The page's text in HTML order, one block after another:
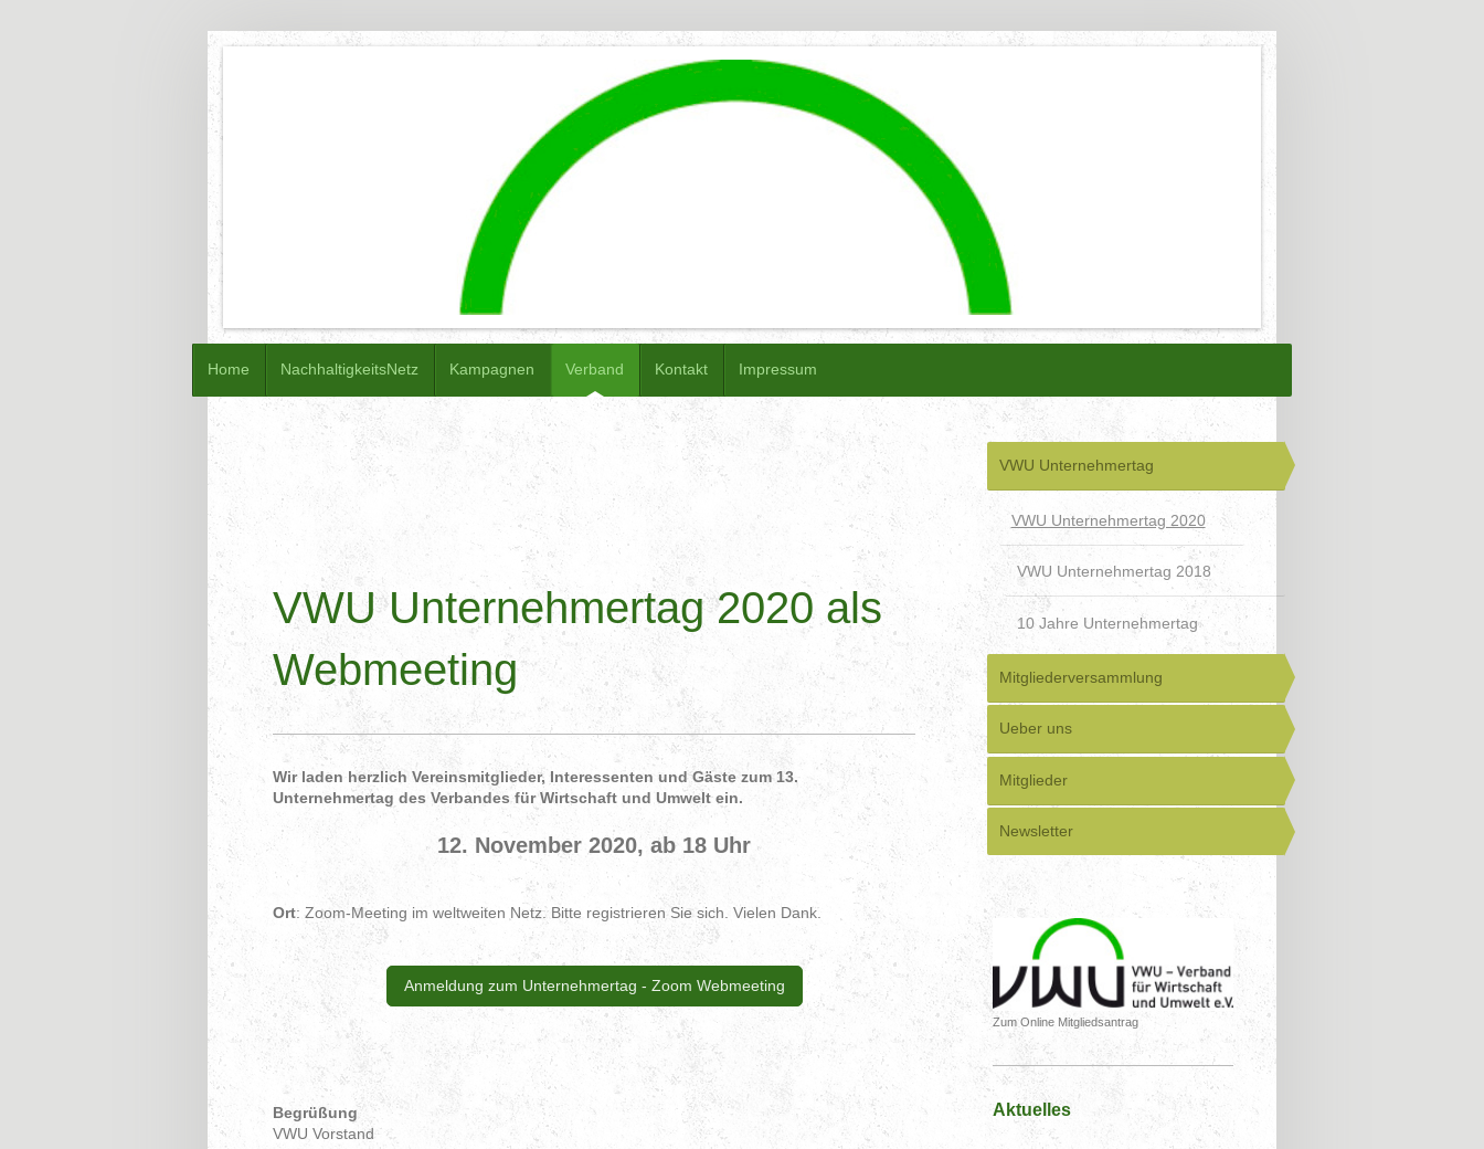
Home NachhaltigkeitsNetz Kampagnen Verband Kontakt Impressum
VWU Unternehmertag 2020 als
Webmeeting
Wir laden herzlich Vereinsmitglieder, Interessenten und Gäste zum 13.
Unternehmertag des Verbandes für Wirtschaft und Umwelt ein.
12. November 2020, ab 18 Uhr
Ort: Zoom-Meeting im weltweiten Netz. Bitte registrieren Sie sich. Vielen Dank.
Anmeldung zum Unternehmertag - Zoom Webmeeting
Begrüßung
VWU Vorstand
VWU Unternehmertag
VWU Unternehmertag 2020
VWU Unternehmertag 2018
10 Jahre Unternehmertag
Mitgliederversammlung
Ueber uns
Mitglieder
Newsletter
Zum Online Mitgliedsantrag
Aktuelles